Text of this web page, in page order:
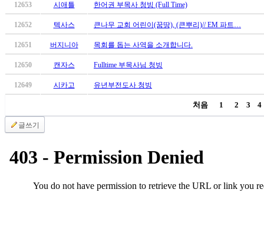
12653 시애틀 한어권 부목사 청빙 (Full Time)
12652 텍사스 큰나무 교회 어린이(꿈땅), (큰뿌리)// EM 파트…
12651 버지니아 목회를 돕는 사역을 소개합니다.
12650 캔자스 Fulltime 부목사님 청빙
12649 시카고 유년부전도사 청빙
처음 1 2 3 4
글쓰기